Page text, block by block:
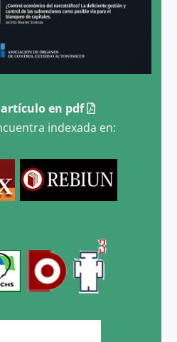
artículo en pdf
indexada en: